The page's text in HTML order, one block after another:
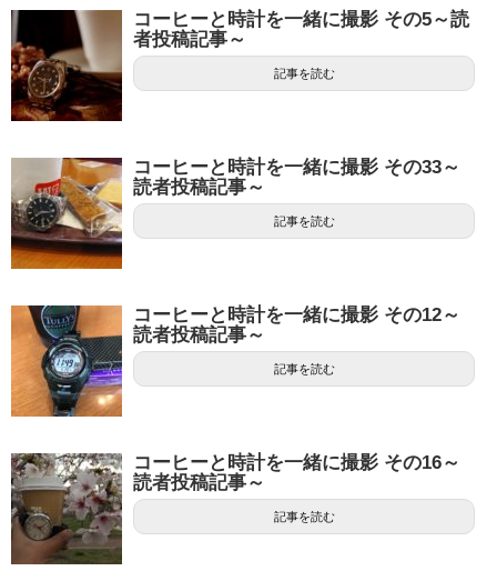
コーヒーと時計を一緒に撮影 その5～読
者投稿記事～
記事を読む
コーヒーと時計を一緒に撮影 その33～
読者投稿記事～
記事を読む
コーヒーと時計を一緒に撮影 その12～
読者投稿記事～
記事を読む
コーヒーと時計を一緒に撮影 その16～
読者投稿記事～
記事を読む